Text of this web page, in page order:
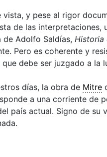
vista, y pese al rigor
de las interpretaciones,
Adolfo Saldías, Historia
Pero es coherente y
debe ser juzgado a la
días, la obra de Mitre
a una corriente de
país actual. Signo de su